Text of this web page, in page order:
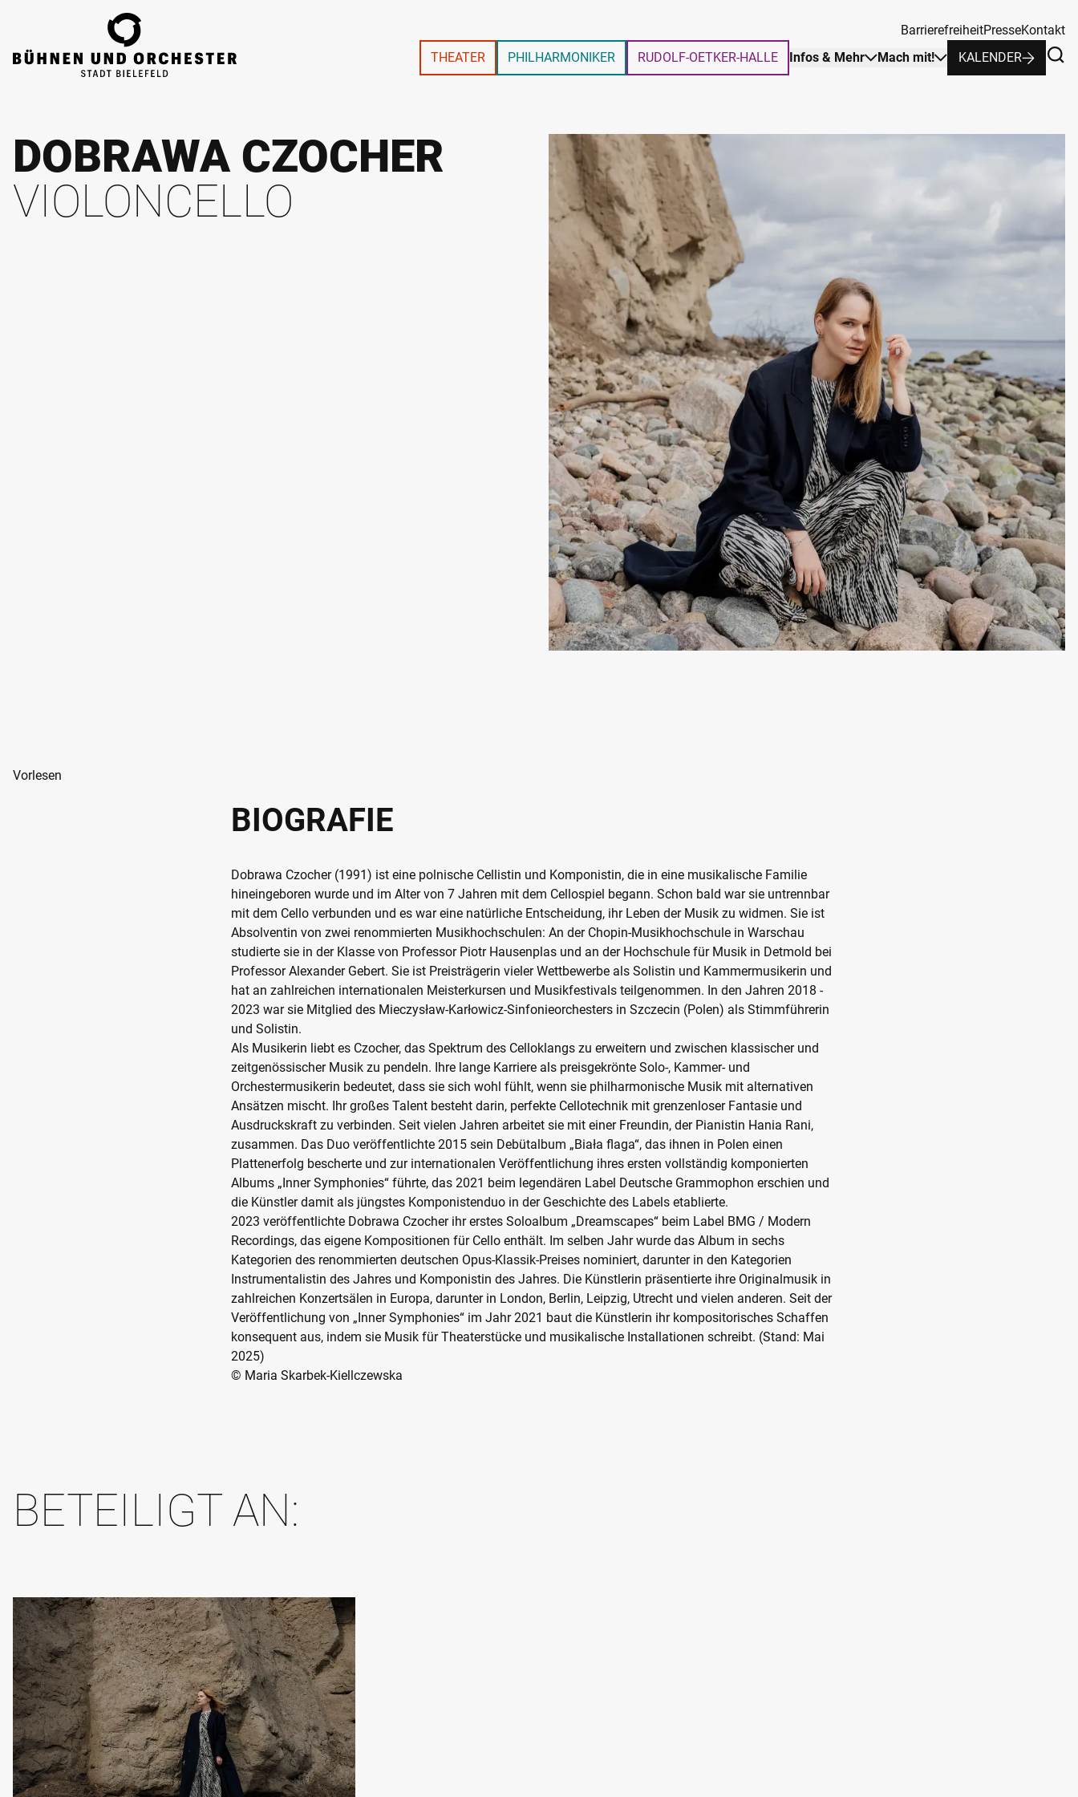
ZUM HAUPTINHALT SPRINGEN
THEATER PHILHARMONIKER RUDOLF-OETKER-HALLE Infos & Mehr Mach mit! KALENDER
BarrierefreiheitPresseKontakt
DOBRAWA CZOCHER
VIOLONCELLO
Vorlesen
BIOGRAFIE
Dobrawa Czocher (1991) ist eine polnische Cellistin und Komponistin, die in eine musikalische Familie
hineingeboren wurde und im Alter von 7 Jahren mit dem Cellospiel begann. Schon bald war sie untrennbar
mit dem Cello verbunden und es war eine natürliche Entscheidung, ihr Leben der Musik zu widmen. Sie ist
Absolventin von zwei renommierten Musikhochschulen: An der Chopin-Musikhochschule in Warschau
studierte sie in der Klasse von Professor Piotr Hausenplas und an der Hochschule für Musik in Detmold bei
Professor Alexander Gebert. Sie ist Preisträgerin vieler Wettbewerbe als Solistin und Kammermusikerin und
hat an zahlreichen internationalen Meisterkursen und Musikfestivals teilgenommen. In den Jahren 2018 -
2023 war sie Mitglied des Mieczysław-Karłowicz-Sinfonieorchesters in Szczecin (Polen) als Stimmführerin
und Solistin.
Als Musikerin liebt es Czocher, das Spektrum des Celloklangs zu erweitern und zwischen klassischer und
zeitgenössischer Musik zu pendeln. Ihre lange Karriere als preisgekrönte Solo-, Kammer- und
Orchestermusikerin bedeutet, dass sie sich wohl fühlt, wenn sie philharmonische Musik mit alternativen
Ansätzen mischt. Ihr großes Talent besteht darin, perfekte Cellotechnik mit grenzenloser Fantasie und
Ausdruckskraft zu verbinden. Seit vielen Jahren arbeitet sie mit einer Freundin, der Pianistin Hania Rani,
zusammen. Das Duo veröffentlichte 2015 sein Debütalbum „Biała flaga“, das ihnen in Polen einen
Plattenerfolg bescherte und zur internationalen Veröffentlichung ihres ersten vollständig komponierten
Albums „Inner Symphonies“ führte, das 2021 beim legendären Label Deutsche Grammophon erschien und
die Künstler damit als jüngstes Komponistenduo in der Geschichte des Labels etablierte.
2023 veröffentlichte Dobrawa Czocher ihr erstes Soloalbum „Dreamscapes“ beim Label BMG / Modern
Recordings, das eigene Kompositionen für Cello enthält. Im selben Jahr wurde das Album in sechs
Kategorien des renommierten deutschen Opus-Klassik-Preises nominiert, darunter in den Kategorien
Instrumentalistin des Jahres und Komponistin des Jahres. Die Künstlerin präsentierte ihre Originalmusik in
zahlreichen Konzertsälen in Europa, darunter in London, Berlin, Leipzig, Utrecht und vielen anderen. Seit der
Veröffentlichung von „Inner Symphonies“ im Jahr 2021 baut die Künstlerin ihr kompositorisches Schaffen
konsequent aus, indem sie Musik für Theaterstücke und musikalische Installationen schreibt. (Stand: Mai
2025)
© Maria Skarbek-Kiellczewska
BETEILIGT AN: